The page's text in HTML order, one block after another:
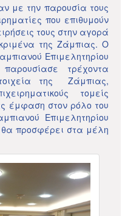
με την παρουσία τους
που επιθυμούν
τους στην αγορά
της Ζάμπιας. Ο
Επιμελητηρίου
τρέχοντα
της Ζάμπιας,
τομείς
έμφαση στον ρόλο του
Επιμελητηρίου
θα προσφέρει στα μέλη